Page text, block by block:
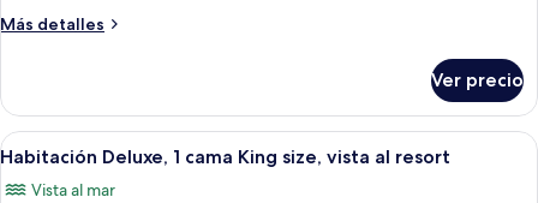
planta
Más detalles
Más
estándar,
camas
planta
Ver precio
Abrir
todas
Una habitación de hotel con cama,
5
Habitación Deluxe, 1 cama King size, vista al resort
Vista al mar